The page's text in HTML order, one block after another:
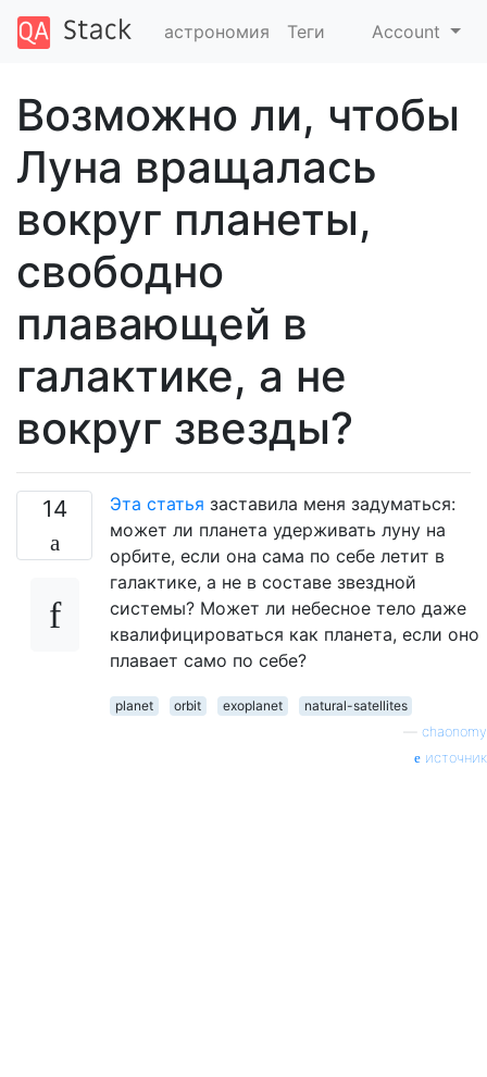
астрономия Теги Account
Возможно ли, чтобы
Луна вращалась
вокруг планеты,
свободно
плавающей в
галактике, а не
вокруг звезды?
14 Эта статья заставила меня задуматься:
может ли планета удерживать луну на
орбите, если она сама по себе летит в
галактике, а не в составе звездной
системы? Может ли небесное тело даже
квалифицироваться как планета, если оно
плавает само по себе?
planet orbit exoplanet
natural-satellites
chaonomy
источник